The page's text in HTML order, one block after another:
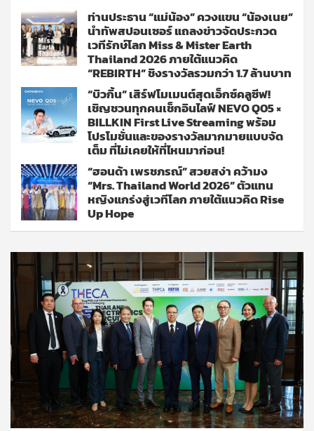
ท่านประธาน “แม่น้อง” ควงแขน “น้องเนย”
นำทัพสปอนเซอร์ แถลงข่าวจัดประกวด
เวทีรักษ์โลก Miss & Mister Earth
Thailand 2026 ภายใต้แนวคิด
“REBIRTH” ชิงรางวัลรวมกว่า 1.7 ล้านบาท
“บิวกิ้น” เสิร์ฟโมเมนต์สุดเอ็กซ์คลูซีฟ!
เชิญชวนทุกคนเช็กอินไลฟ์ NEVO Q05 ×
BILLKIN First Live Streaming พร้อม
โปรโมชั่นและของรางวัลมากมายแบบจัด
เต็ม ที่ไม่เคยให้ที่ไหนมาก่อน!
“ฮอนด้า เพรชภรณ์” สวยสง่า คว้ามง
“Mrs. Thailand World 2026” ตัวแทน
หญิงแกร่งสู่เวทีโลก ภายใต้แนวคิด Rise
Up Hope